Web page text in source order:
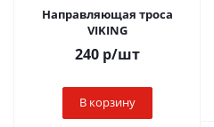
Направляющая троса
VIKING
240 р/шт
В корзину